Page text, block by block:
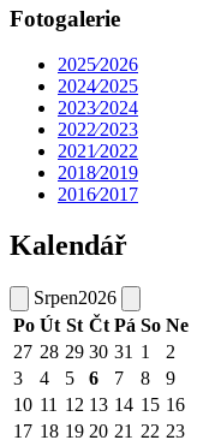
Fotogalerie
2025⁄2026
2024⁄2025
2023⁄2024
2022⁄2023
2021⁄2022
2018⁄2019
2016⁄2017
Kalendář
Srpen2026
Po Út St Čt Pá So Ne
27 28 29 30 31 1
2
3
4 5 6 7 8
9
10 11 12 13 14 15 16
17 18 19 20 21 22 23